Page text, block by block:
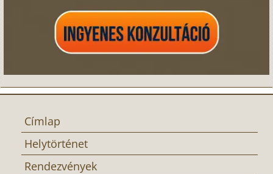
Címlap
Helytörténet
Rendezvények